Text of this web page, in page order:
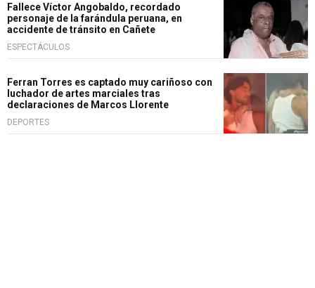
Fallece Víctor Angobaldo, recordado
personaje de la farándula peruana, en
accidente de tránsito en Cañete
ESPECTÁCULOS
Ferran Torres es captado muy cariñoso con
luchador de artes marciales tras
declaraciones de Marcos Llorente
DEPORTES